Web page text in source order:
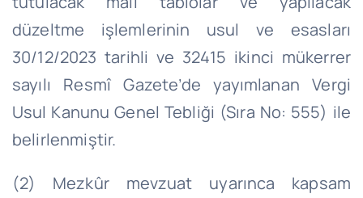
düzeltme işlemlerinin usul ve esasları
30/12/2023 tarihli ve 32415 ikinci mükerrer
sayılı Resmî Gazete’de yayımlanan Vergi
Usul Kanunu Genel Tebliği (Sıra No: 555) ile
belirlenmiştir.
(2) Mezkûr mevzuat uyarınca kapsam